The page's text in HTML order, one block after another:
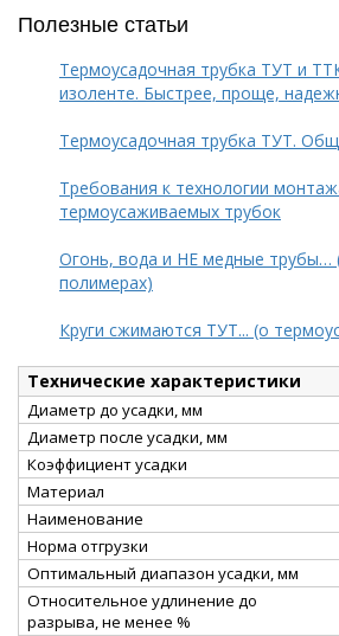
Полезные статьи
Термоусадочная трубка ТУТ и
изоленте. Быстрее, проще,
Термоусадочная трубка ТУТ.
Требования к технологии
термоусаживаемых трубок
Огонь, вода и НЕ медные трубы…
полимерах)
Круги сжимаются ТУТ... (о
Технические характеристики
Диаметр до усадки, мм
Диаметр после усадки, мм
Коэффициент усадки
Материал
Наименование
Норма отгрузки
Оптимальный диапазон усадки, мм
Относительное удлинение до
разрыва, не менее %